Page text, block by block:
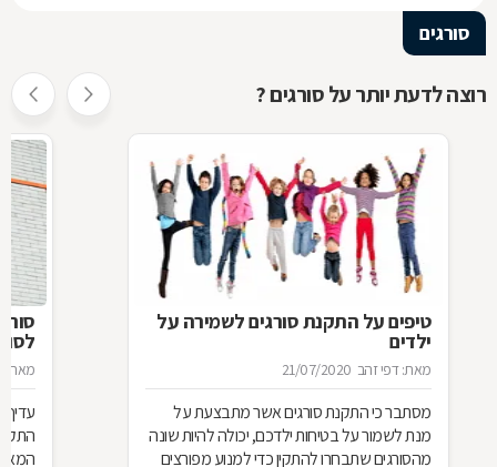
סורגים
רוצה לדעת יותר על סורגים ?
טיפים על התקנת סורגים לשמירה על
ילדים
מאת: דפי זהב 21/07/2020
מסתבר כי התקנת סורגים אשר מתבצעת על
מנת לשמור על בטיחות ילדכם, יכולה להיות שונה
מהסורגים שתבחרו להתקין כדי למנוע מפורצים
מאת: